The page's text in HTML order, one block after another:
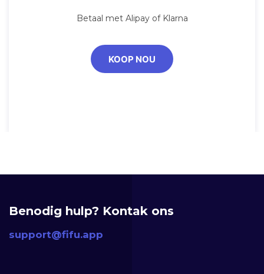
Betaal met Alipay of Klarna
KOOP NOU
Benodig hulp? Kontak ons
support@fifu.app